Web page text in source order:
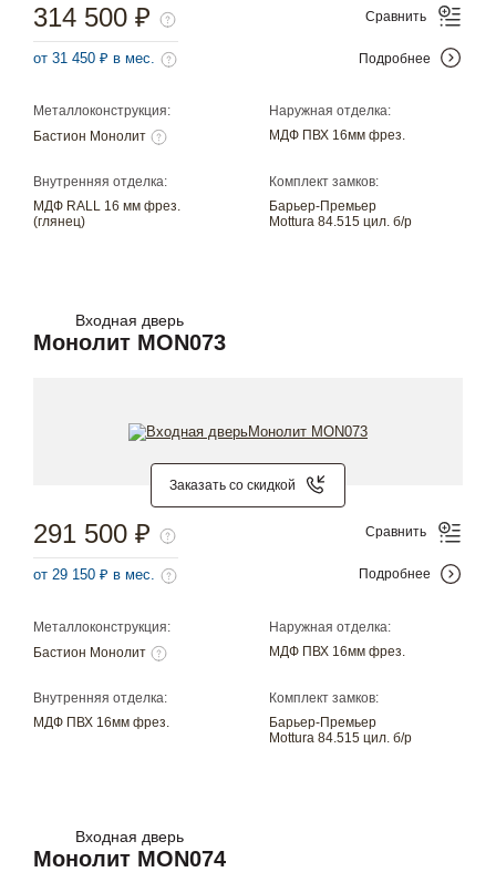
Металлоконструкция:
Бастион Монолит
Наружная отделка:
МДФ ПВХ 16мм фрез.
Внутренняя отделка:
МДФ RALL 16 мм фрез.
(глянец)
Комплект замков:
Барьер-Премьер
Mottura 84.515 цил. б/р
314 500 ₽
от 31 450 ₽ в мес.
Сравнить
Подробнее
Входная дверь
Монолит MON073
Заказать со скидкой
Металлоконструкция:
Бастион Монолит
Наружная отделка:
МДФ ПВХ 16мм фрез.
Внутренняя отделка:
МДФ ПВХ 16мм фрез.
Комплект замков:
Барьер-Премьер
Mottura 84.515 цил. б/р
291 500 ₽
от 29 150 ₽ в мес.
Сравнить
Подробнее
Входная дверь
Монолит MON074